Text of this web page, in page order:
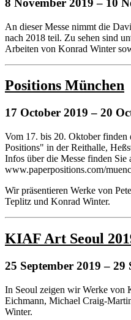
8 November 2019 – 10
An dieser Messe nimmt die
nach 2018 teil. Zu sehen sind
Arbeiten von Konrad Winter
Positions München
17 October 2019 – 20
Vom 17. bis 20. Oktober
Positions" in der Reithalle,
Infos über die Messe finden Sie
www.paperpositions.com/
Wir präsentieren Werke von
Teplitz und Konrad Winter.
KIAF Art Seoul
25 September 2019 – 29
In Seoul zeigen wir Werke von
Eichmann, Michael Craig-
Winter.